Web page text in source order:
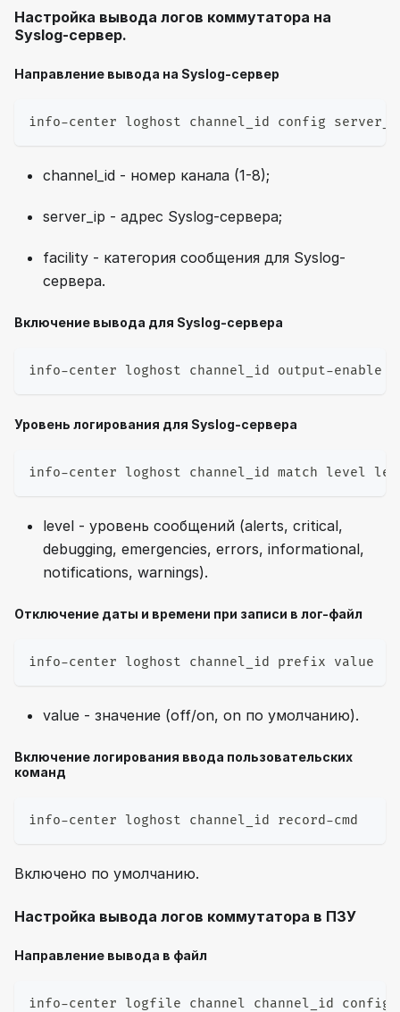
Настройка вывода логов коммутатора на
Syslog-сервер.
Направление вывода на Syslog-сервер
info-center loghost channel_id config
channel_id - номер канала (1-8);
server_ip - адрес Syslog-сервера;
facility - категория сообщения для Syslog-
сервера.
Включение вывода для Syslog-сервера
info-center loghost channel_id output-enable
Уровень логирования для Syslog-сервера
info-center loghost channel_id match level
level - уровень сообщений (alerts, critical,
debugging, emergencies, errors, informational,
notifications, warnings).
Отключение даты и времени при записи в лог-файл
info-center loghost channel_id prefix value
value - значение (off/on, on по умолчанию).
Включение логирования ввода пользовательских
команд
info-center loghost channel_id record-cmd
Включено по умолчанию.
Настройка вывода логов коммутатора в ПЗУ
Направление вывода в файл
info-center logfile channel channel_id config